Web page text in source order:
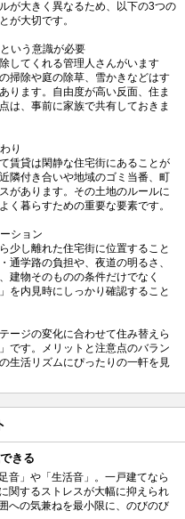
が大きく異なるため、以下の3つの
が大切です。
いう意識が必要
してくれる管理人さんがいます
掃除や庭の除草、雪かきなどはす
ります。自由度が高い反面、住ま
は、事前に家族で共有しておきま
り
賃貸は閑静な住宅街にあることが
隣付き合いや地域のゴミ当番、町
があります。その土地のルールに
く暮らすための重要な要素です。
ション
少し離れた住宅街に位置すること
通学路の負担や、夜道の明るさ、
建物そのものの条件だけでなく
を内見時にしっかり確認すること
ージの変化に合わせて住み替えら
です。メリットと注意点のバラン
生活リズムにぴったりの一軒を見
きる
音」や「生活音」。一戸建てなら
関するストレスが大幅に抑えられ
への気兼ねを最小限に、のびのび